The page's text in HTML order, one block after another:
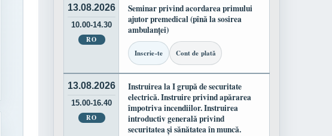
13.08.2026
10.00-14.30
RO
Seminar privind acordarea primului
ajutor premedical (pînă la sosirea
ambulanței)
Inscrie-te Cont de plată
13.08.2026
15.00-16.40
RO
Instruirea la I grupă de securitate
electrică. Instruire privind apărarea
împotriva incendiilor. Instruirea
introductiv generală privind
securitatea și sănătatea în muncă.